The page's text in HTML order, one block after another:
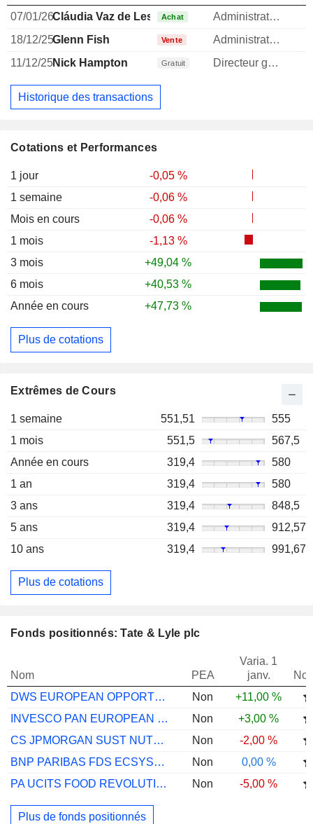
Cotations et Performances
1 jour
-0,05 %
1 semaine
-0,06 %
Mois en cours
-0,06 %
1 mois
-1,13 %
3 mois
+49,04 %
6 mois
+40,53 %
Année en cours
+47,73 %
Plus de cotations
Extrêmes de Cours
1 semaine 551,51
555
1 mois
551,5
567,5
Année en cours
319,4
580
1 an
319,4
580
3 ans
319,4
848,5
5 ans
319,4
912,57
10 ans
319,4 991,67
Plus de cotations
07/01/26Cláudia Vaz de Lestapis
Achat Administrateur
18/12/25Glenn Fish Vente Administrateur
11/12/25Nick Hampton Gratuit Directeur general
Historique des transactions
Fonds positionnés: Tate & Lyle plc
Nom PEA
Varia. 1
janv.
DWS EUROPEAN OPPORTUNITIES LD
Non
+11,00 %
INVESCO PAN EUROPEAN SM CP EQ A EUR ACC
Non
+3,00 %
CS JPMORGAN SUST NUTRITION SB USD ACC
Non
-2,00 %
BNP PARIBAS FDS ECSYSTM RSTN X EUR CAP
Non
0,00 %
PA UCITS FOOD REVOLUTION S CHF
Non -5,00 %
Plus de fonds positionnés